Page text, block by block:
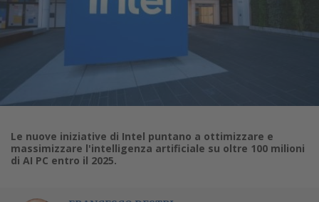
Le nuove iniziative di Intel puntano a ottimizzare e
massimizzare l'intelligenza artificiale su oltre 100 milioni
di AI PC entro il 2025.